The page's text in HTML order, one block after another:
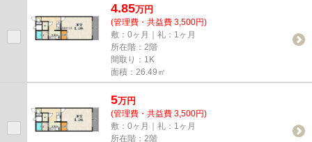
4.85万円
(管理費・共益費 3,500円)
敷：0ヶ月｜礼：1ヶ月
所在階：2階
間取り：1K
面積：26.49㎡
5万円
(管理費・共益費 3,500円)
敷：0ヶ月｜礼：1ヶ月
所在階：2階